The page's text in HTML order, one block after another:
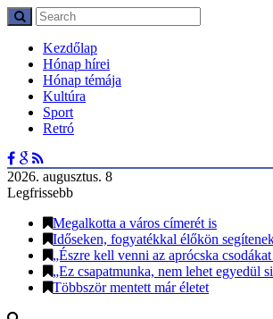
Kezdőlap
Hónap hírei
Hónap témája
Kultúra
Sport
Retró
2026. augusztus. 8
Legfrissebb
Megalkotta a város címerét is
Időseken, fogyatékkal élőkön
„Észre kell venni az aprócska
„Ez csapatmunka, nem lehet egyedül
Többször mentett már életet